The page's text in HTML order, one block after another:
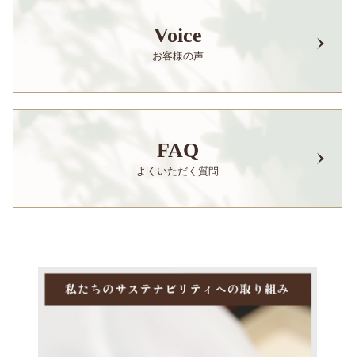
Voice
お客様の声
FAQ
よくいただく質問